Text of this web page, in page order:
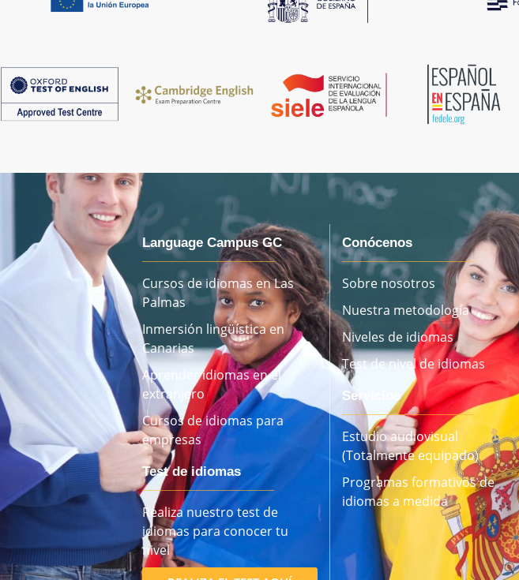
Language Campus GC
Cursos de idiomas en Las
Palmas
Inmersión lingüística en
Canarias
Aprender idiomas en el
extranjero
Cursos de idiomas para
empresas
Test de idiomas
Realiza nuestro test de
idiomas para conocer tu
nivel
Conócenos
Sobre nosotros
Nuestra metodología
Niveles de idiomas
Test de nivel de idiomas
Servicios
Estudio audiovisual
(Totalmente equipado)
Programas formativos de
idiomas a medida